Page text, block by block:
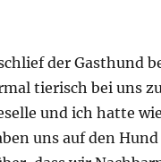
der Gasthund
tierisch bei uns
und ich hatte
uns auf den